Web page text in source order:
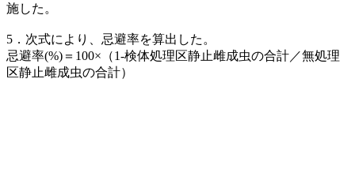
施した。
5．次式により、忌避率を算出した。
忌避率(%)＝100×（1-検体処理区静止雌成虫の合計／無処理
区静止雌成虫の合計）